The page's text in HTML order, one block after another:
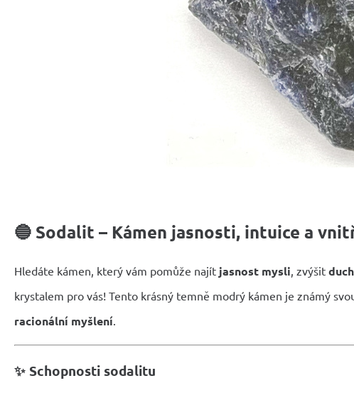
🔵 Sodalit – Kámen jasnosti, intuice a
Hledáte kámen, který vám pomůže najít jasnost mysli , zvýšit
krystalem pro vás! Tento krásný temně modrý kámen je známý
racionální myšlení
✨ Schopnosti sodalitu